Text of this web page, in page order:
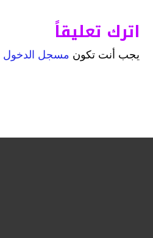
اترك تعليقاً
يجب أنت تكون مسجل الدخول